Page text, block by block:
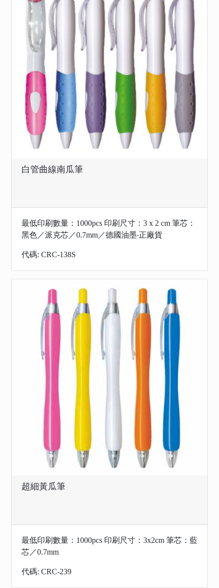
白管曲線南瓜筆
最低印刷數量：1000pcs 印刷尺寸：3 x 2 cm 筆芯：
黑色／派克芯／0.7mm／德國油墨‧正廠貨
代碼: CRC-138S
超細黃瓜筆
最低印刷數量：1000pcs 印刷尺寸：3x2cm 筆芯：藍
芯／0.7mm
代碼: CRC-239